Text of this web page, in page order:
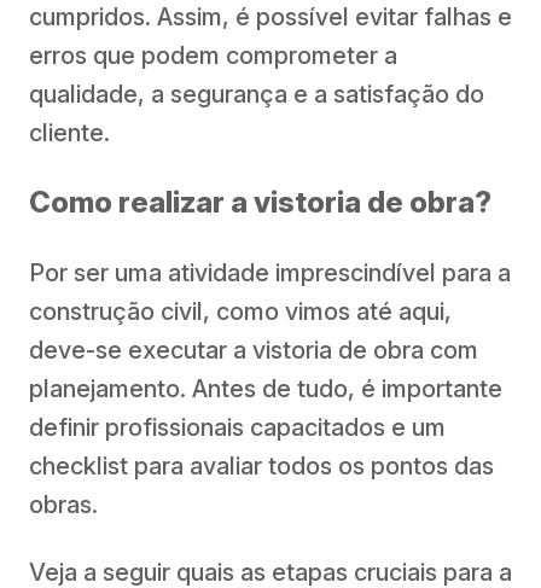
cumpridos. Assim, é possível evitar falhas e
erros que podem comprometer a
qualidade, a segurança e a satisfação do
cliente.
Como realizar a vistoria de obra?
Por ser uma atividade imprescindível para a
construção civil, como vimos até aqui,
deve-se executar a vistoria de obra com
planejamento. Antes de tudo, é importante
definir profissionais capacitados e um
checklist para avaliar todos os pontos das
obras.
Veja a seguir quais as etapas cruciais para a